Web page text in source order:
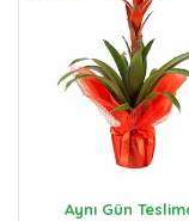
Aynı Gün